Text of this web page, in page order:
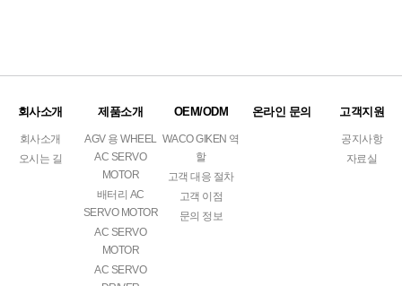
회사소개
회사소개
오시는 길
제품소개
AGV 용 WHEEL
AC SERVO
MOTOR
배터리 AC
SERVO MOTOR
AC SERVO
MOTOR
AC SERVO
OEM/ODM
WACO GIKEN 역
할
고객 대응 절차
고객 이점
문의 정보
온라인 문의 고객지원
공지사항
자료실